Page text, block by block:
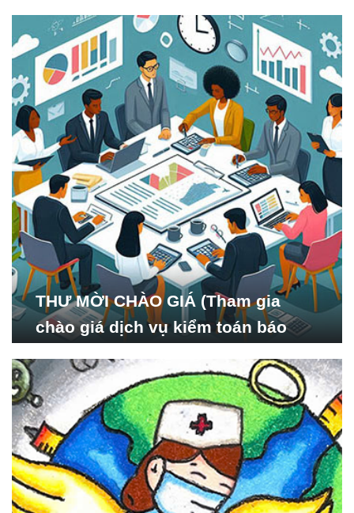
viết
THƯ MỜI CHÀO GIÁ (Tham gia
chào giá dịch vụ kiểm toán báo
Nghiên cứu Phát triển Xã
hội_ISDS)